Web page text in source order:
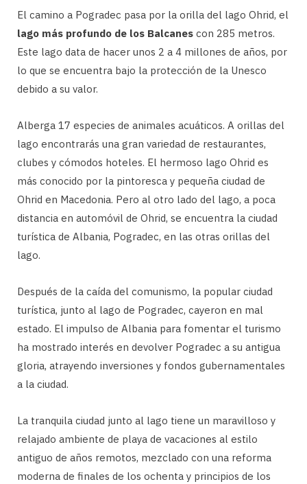
El camino a Pogradec pasa por la orilla del lago Ohrid, el
lago más profundo de los Balcanes con 285 metros.
Este lago data de hacer unos 2 a 4 millones de años, por
lo que se encuentra bajo la protección de la Unesco
debido a su valor.
Alberga 17 especies de animales acuáticos. A orillas del
lago encontrarás una gran variedad de restaurantes,
clubes y cómodos hoteles. El hermoso lago Ohrid es
más conocido por la pintoresca y pequeña ciudad de
Ohrid en Macedonia. Pero al otro lado del lago, a poca
distancia en automóvil de Ohrid, se encuentra la ciudad
turística de Albania, Pogradec, en las otras orillas del
lago.
Después de la caída del comunismo, la popular ciudad
turística, junto al lago de Pogradec, cayeron en mal
estado. El impulso de Albania para fomentar el turismo
ha mostrado interés en devolver Pogradec a su antigua
gloria, atrayendo inversiones y fondos gubernamentales
a la ciudad.
La tranquila ciudad junto al lago tiene un maravilloso y
relajado ambiente de playa de vacaciones al estilo
antiguo de años remotos, mezclado con una reforma
moderna de finales de los ochenta y principios de los